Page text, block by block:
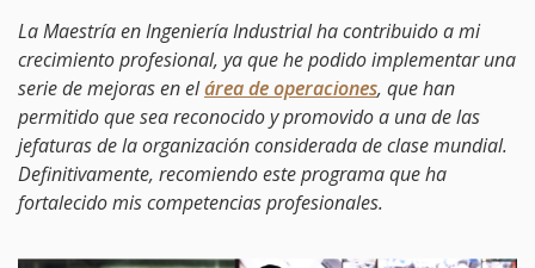
La Maestría en Ingeniería Industrial ha contribuido a mi
crecimiento profesional, ya que he podido implementar una
serie de mejoras en elárea de operaciones, que han
permitido que sea reconocido y promovido a una de las
jefaturas de la organización considerada de clase mundial.
Definitivamente, recomiendo este programa que ha
fortalecido mis competencias profesionales.